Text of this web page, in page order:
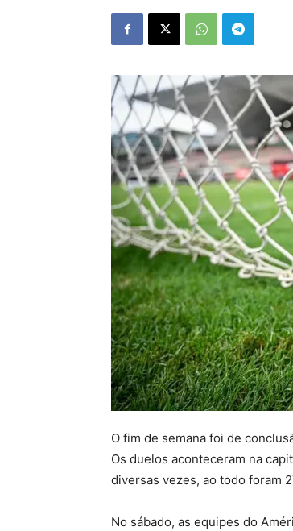
O fim de semana foi de
Os duelos aconteceram na
diversas vezes, ao todo foram
No sábado, as equipes do